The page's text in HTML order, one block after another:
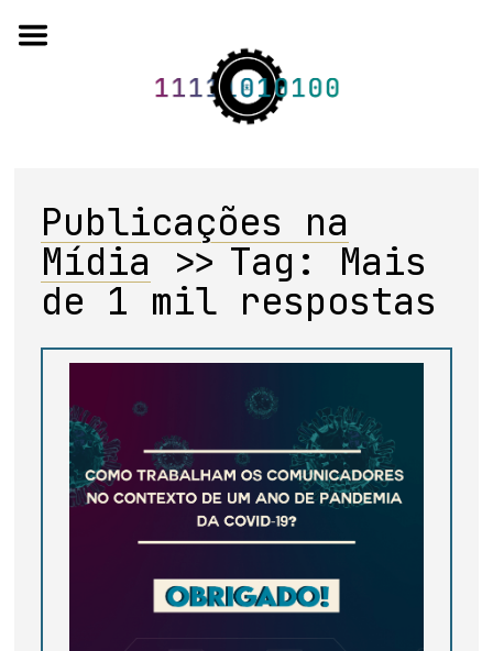
to
o projeto
quem somos
artigos em periódicos
anais de eventos
capítulos de livros
editorial
base de dados
publicações na mídia
Publicações na
Mídia >> Tag: Mais
de 1 mil respostas